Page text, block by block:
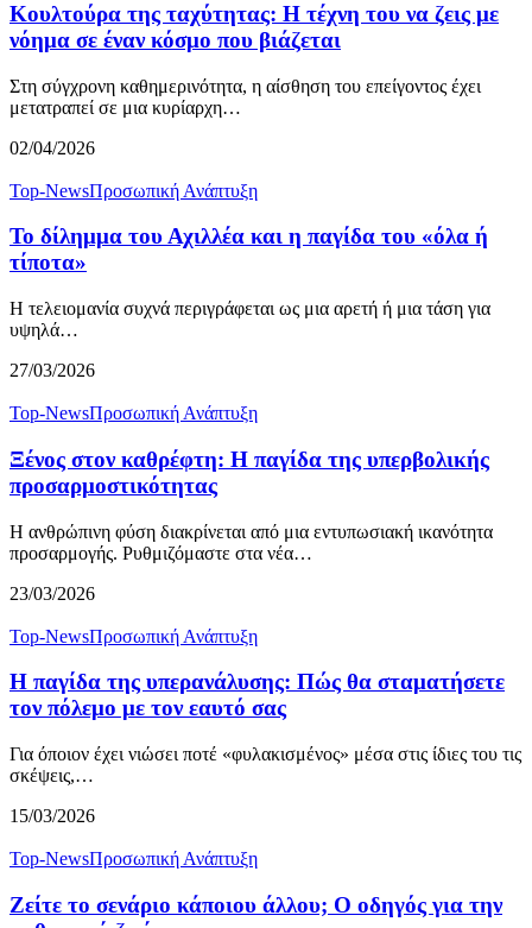
Κουλτούρα της ταχύτητας: Η τέχνη του να ζεις με
νόημα σε έναν κόσμο που βιάζεται
Στη σύγχρονη καθημερινότητα, η αίσθηση του επείγοντος έχει
μετατραπεί σε μια κυρίαρχη…
02/04/2026
Top-NewsΠροσωπική Ανάπτυξη
Το δίλημμα του Αχιλλέα και η παγίδα του «όλα ή
τίποτα»
Η τελειομανία συχνά περιγράφεται ως μια αρετή ή μια τάση για
υψηλά…
27/03/2026
Top-NewsΠροσωπική Ανάπτυξη
Ξένος στον καθρέφτη: Η παγίδα της υπερβολικής
προσαρμοστικότητας
Η ανθρώπινη φύση διακρίνεται από μια εντυπωσιακή ικανότητα
προσαρμογής. Ρυθμιζόμαστε στα νέα…
23/03/2026
Top-NewsΠροσωπική Ανάπτυξη
Η παγίδα της υπερανάλυσης: Πώς θα σταματήσετε
τον πόλεμο με τον εαυτό σας
Για όποιον έχει νιώσει ποτέ «φυλακισμένος» μέσα στις ίδιες του τις
σκέψεις,…
15/03/2026
Top-NewsΠροσωπική Ανάπτυξη
Ζείτε το σενάριο κάποιου άλλου; Ο οδηγός για την